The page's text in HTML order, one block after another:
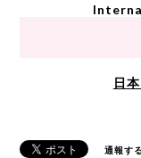
日
通報する